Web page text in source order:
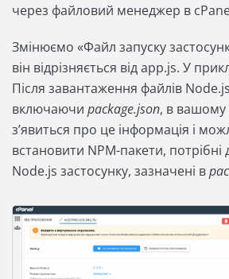
через файловий менеджер в
Змінюємо «Файл запуску
він відрізняється від app.js. У
Після завантаження файлів
включаючи package.json, в вашому
з’явиться про це інформація і
встановити NPM-пакети,
Node.js застосунку, зазначені в